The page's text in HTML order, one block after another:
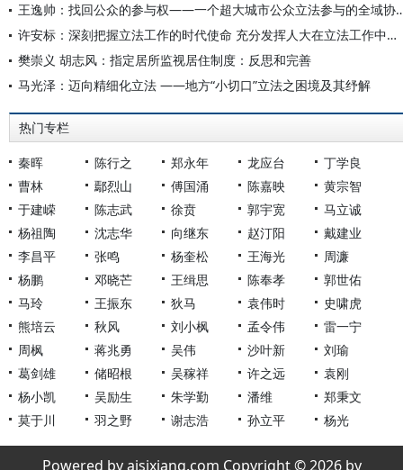
王逸帅：找回公众的参与权——一
许安标：深刻把握立法工作的时代使命 充分发挥人大在立法工作中的主导作用
樊崇义 胡志风：指定居所监视居住制度：反思和完善
马光泽：迈向精细化立法 ——地方“小切口”立法之困境及其纾解
热门专栏
秦晖 陈行之 郑永年 龙应台
丁学良
曹林
鄢烈山 傅国涌 陈嘉映
黄宗智
于建嵘
陈志武 徐贲 郭宇宽
马立诚
杨祖陶
沈志华 向继东 赵汀阳
戴建业
李昌平
张鸣 杨奎松 王海光
周濂
杨鹏
邓晓芒 王缉思 陈奉孝
郭世佑
马玲
王振东 狄马 袁伟时
史啸虎
熊培云
秋风 刘小枫 孟令伟
雷一宁
周枫
蒋兆勇 吴伟 沙叶新
刘瑜
葛剑雄
储昭根 吴稼祥 许之远
袁刚
杨小凯
吴励生 朱学勤 潘维
郑秉文
莫于川
羽之野 谢志浩 孙立平 杨光
Powered by aisixiang.com Copyright © 2026 by